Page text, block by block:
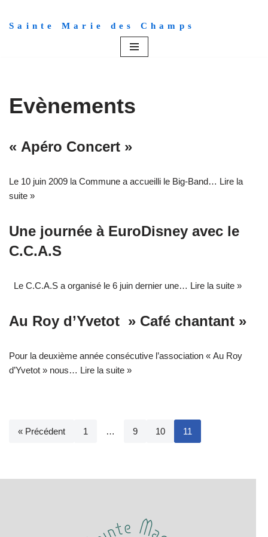
Aller
Sainte Marie des Champs
Evènements
« Apéro Concert »
Le 10 juin 2009 la Commune a accueilli le Big-Band… Lire la
suite »
Une journée à EuroDisney avec le
C.C.A.S
Le C.C.A.S a organisé le 6 juin dernier une… Lire la suite »
Au Roy d’Yvetot » Café chantant »
Pour la deuxième année consécutive l’association « Au Roy
d’Yvetot » nous… Lire la suite »
« Précédent 1 … 9 10 11